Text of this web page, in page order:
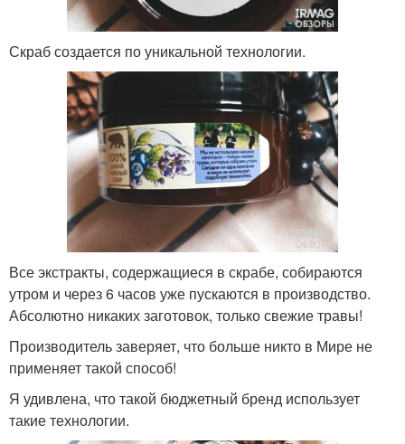
Скраб создается по уникальной технологии.
Все экстракты, содержащиеся в скрабе, собираются
утром и через 6 часов уже пускаются в производство.
Абсолютно никаких заготовок, только свежие травы!
Производитель заверяет, что больше никто в Мире не
применяет такой способ!
Я удивлена, что такой бюджетный бренд использует
такие технологии.